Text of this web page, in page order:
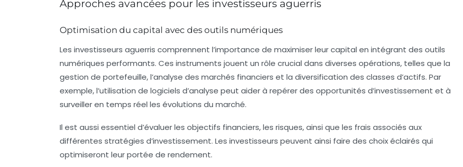
Approches avancées pour les investisseurs aguerris
Optimisation du capital avec des outils numériques
Les investisseurs aguerris comprennent l’importance de maximiser leur capital en intégrant des outils
numériques performants. Ces instruments jouent un rôle crucial dans diverses opérations, telles que la
gestion de portefeuille, l’analyse des marchés financiers et la diversification des classes d’actifs. Par
exemple, l’utilisation de logiciels d’analyse peut aider à repérer des opportunités d’investissement et à
surveiller en temps réel les évolutions du marché.
Il est aussi essentiel d’évaluer les objectifs financiers, les risques, ainsi que les frais associés aux
différentes stratégies d’investissement. Les investisseurs peuvent ainsi faire des choix éclairés qui
optimiseront leur portée de rendement.